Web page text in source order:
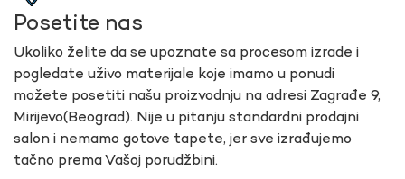
Posetite nas
Ukoliko želite da se upoznate sa procesom izrade i
pogledate uživo materijale koje imamo u ponudi
možete posetiti našu proizvodnju na adresi Zagrađe 9,
Mirijevo(Beograd). Nije u pitanju standardni prodajni
salon i nemamo gotove tapete, jer sve izrađujemo
tačno prema Vašoj porudžbini.